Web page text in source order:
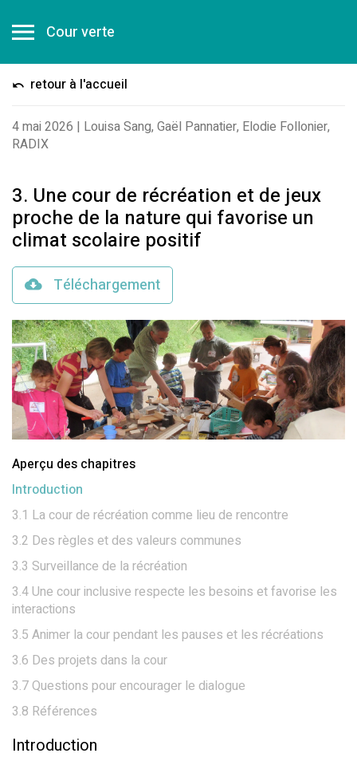
Cour verte
retour à l'accueil
4 mai 2026 | Louisa Sang, Gaël Pannatier, Elodie Follonier,
RADIX
3. Une cour de récréation et de jeux
proche de la nature qui favorise un
climat scolaire positif
Téléchargement
Aperçu des chapitres
Introduction
3.1 La cour de récréation comme lieu de rencontre
3.2 Des règles et des valeurs communes
3.3 Surveillance de la récréation
3.4 Une cour inclusive respecte les besoins et favorise les
interactions
3.5 Animer la cour pendant les pauses et les récréations
3.6 Des projets dans la cour
3.7 Questions pour encourager le dialogue
3.8 Références
Introduction